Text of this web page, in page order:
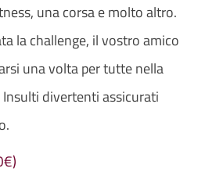
una corsa e molto altro.
la challenge, il vostro amico
una volta per tutte nella
divertenti assicurati